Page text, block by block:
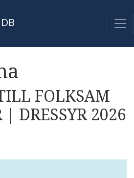
FOLKSAM
| DRESSYR 2026